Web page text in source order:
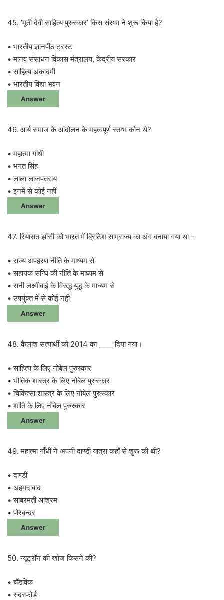
45. ‘मूर्ती देवी साहित्य पुरुस्कार’ किस संस्था ने शुरू किया है?
• भारतीय ज्ञानपीठ ट्रस्ट
• मानव संसाधन विकास मंत्रालय, केंद्रीय सरकार
• साहित्य अकादमी
• भारतीय विद्या भवन
Answer
46. आर्य समाज के आंदोलन के महत्वपूर्ण स्तम्भ कौन थे?
• महात्मा गाँधी
• भगत सिंह
• लाला लाजपतराय
• इनमें से कोई नहीं
Answer
47. रियासत झाँसी को भारत में ब्रिटिश साम्राज्य का अंग बनाया गया था –
• राज्य अपहरण नीति के माध्यम से
• सहायक सन्धि की नीति के माध्यम से
• रानी लक्ष्मीबाई के विरुद्ध युद्ध के माध्यम से
• उपर्युक्त में से कोई नहीं
Answer
48. कैलाश सत्यार्थी को 2014 का ____ दिया गया।
• साहित्य के लिए नोबेल पुरुस्कार
• भौतिक शास्त्र के लिए नोबेल पुरुस्कार
• चिकित्सा शास्त्र के लिए नोबेल पुरुस्कार
• शांति के लिए नोबेल पुरुस्कार
Answer
49. महात्मा गाँधी ने अपनी दाण्डी यात्रा कहाँ से शुरू की थी?
• दाण्डी
• अहमदाबाद
• साबरमती आश्रम
• पोरबन्दर
Answer
50. न्यूट्रॉन की खोज किसने की?
• चॅडविक
• रुदरफोर्ड